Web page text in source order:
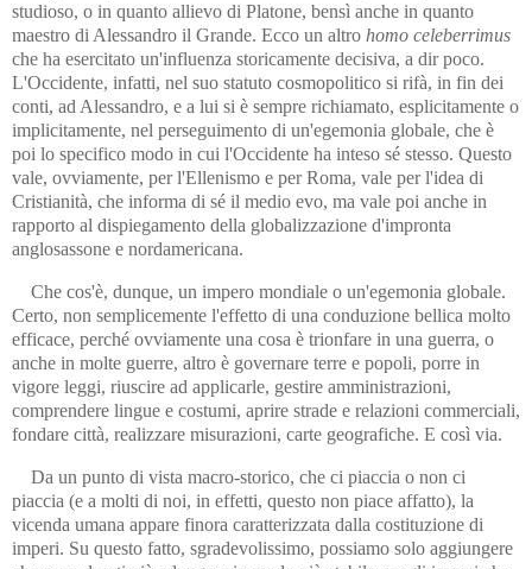
studioso, o in quanto allievo di Platone, bensì anche in quanto
maestro di Alessandro il Grande. Ecco un altro homo celeberrimus
che ha esercitato un'influenza storicamente decisiva, a dir poco.
L'Occidente, infatti, nel suo statuto cosmopolitico si rifà, in fin dei
conti, ad Alessandro, e a lui si è sempre richiamato, esplicitamente o
implicitamente, nel perseguimento di un'egemonia globale, che è
poi lo specifico modo in cui l'Occidente ha inteso sé stesso. Questo
vale, ovviamente, per l'Ellenismo e per Roma, vale per l'idea di
Cristianità, che informa di sé il medio evo, ma vale poi anche in
rapporto al dispiegamento della globalizzazione d'impronta
anglosassone e nordamericana.
Che cos'è, dunque, un impero mondiale o un'egemonia globale.
Certo, non semplicemente l'effetto di una conduzione bellica molto
efficace, perché ovviamente una cosa è trionfare in una guerra, o
anche in molte guerre, altro è governare terre e popoli, porre in
vigore leggi, riuscire ad applicarle, gestire amministrazioni,
comprendere lingue e costumi, aprire strade e relazioni commerciali,
fondare città, realizzare misurazioni, carte geografiche. E così via.
Da un punto di vista macro‑storico, che ci piaccia o non ci
piaccia (e a molti di noi, in effetti, questo non piace affatto), la
vicenda umana appare finora caratterizzata dalla costituzione di
imperi. Su questo fatto, sgradevolissimo, possiamo solo aggiungere